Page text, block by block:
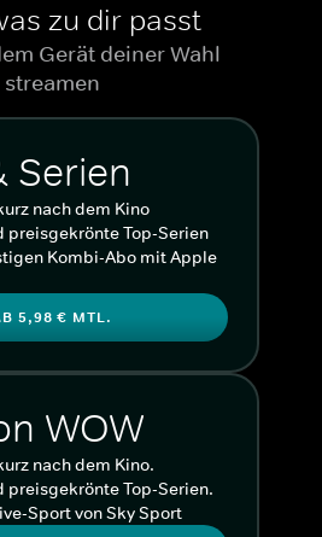
zu dir passt
Gerät deiner Wahl
streamen
Serien
nach dem Kino
preisgekrönte Top-Serien
Kombi-Abo mit Apple
5,98 € MTL.
WOW
nach dem Kino.
preisgekrönte Top-Serien.
Sport von Sky Sport